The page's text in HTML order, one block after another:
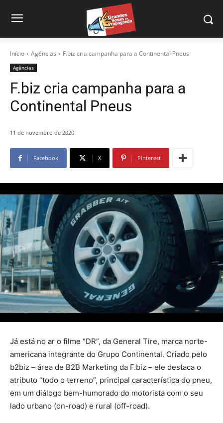
Início Agências F.biz cria campanha para a Continental Pneus
Agências
F.biz cria campanha para a
Continental Pneus
11 de novembro de 2020
Facebook X Pinterest
Já está no ar o filme “DR”, da General Tire, marca norte-
americana integrante do Grupo Continental. Criado pelo
b2biz – área de B2B Marketing da F.biz – ele destaca o
atributo “todo o terreno”, principal característica do pneu,
em um diálogo bem-humorado do motorista com o seu
lado urbano (on-road) e rural (off-road).